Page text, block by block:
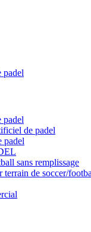
padel
padel
de padel
padel
sans remplissage
terrain de soccer/